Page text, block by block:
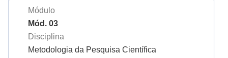
Módulo
Mód. 03
Disciplina
Metodologia da Pesquisa Científica